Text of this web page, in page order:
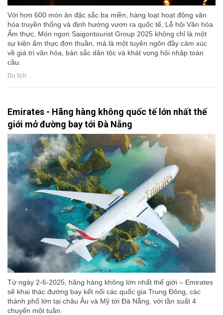
Với hơn 600 món ăn đặc sắc ba miền, hàng loạt hoạt động văn
hóa truyền thống và định hướng vươn ra quốc tế, Lễ hội Văn hóa
Ẩm thực, Món ngon Saigontourist Group 2025 không chỉ là một
sự kiện ẩm thực đơn thuần, mà là một tuyên ngôn đầy cảm xúc
về giá trị văn hóa, bản sắc dân tộc và khát vọng hội nhập toàn
cầu.
Du lịch
Emirates - Hãng hàng không quốc tế lớn nhất thế
giới mở đường bay tới Đà Nẵng
Từ ngày 2-6-2025, hãng hàng không lớn nhất thế giới – Emirates
sẽ khai thác đường bay kết nối các quốc gia Trung Đông, các
thành phố lớn tại châu Âu và Mỹ tới Đà Nẵng, với tần suất 4
chuyến một tuần.